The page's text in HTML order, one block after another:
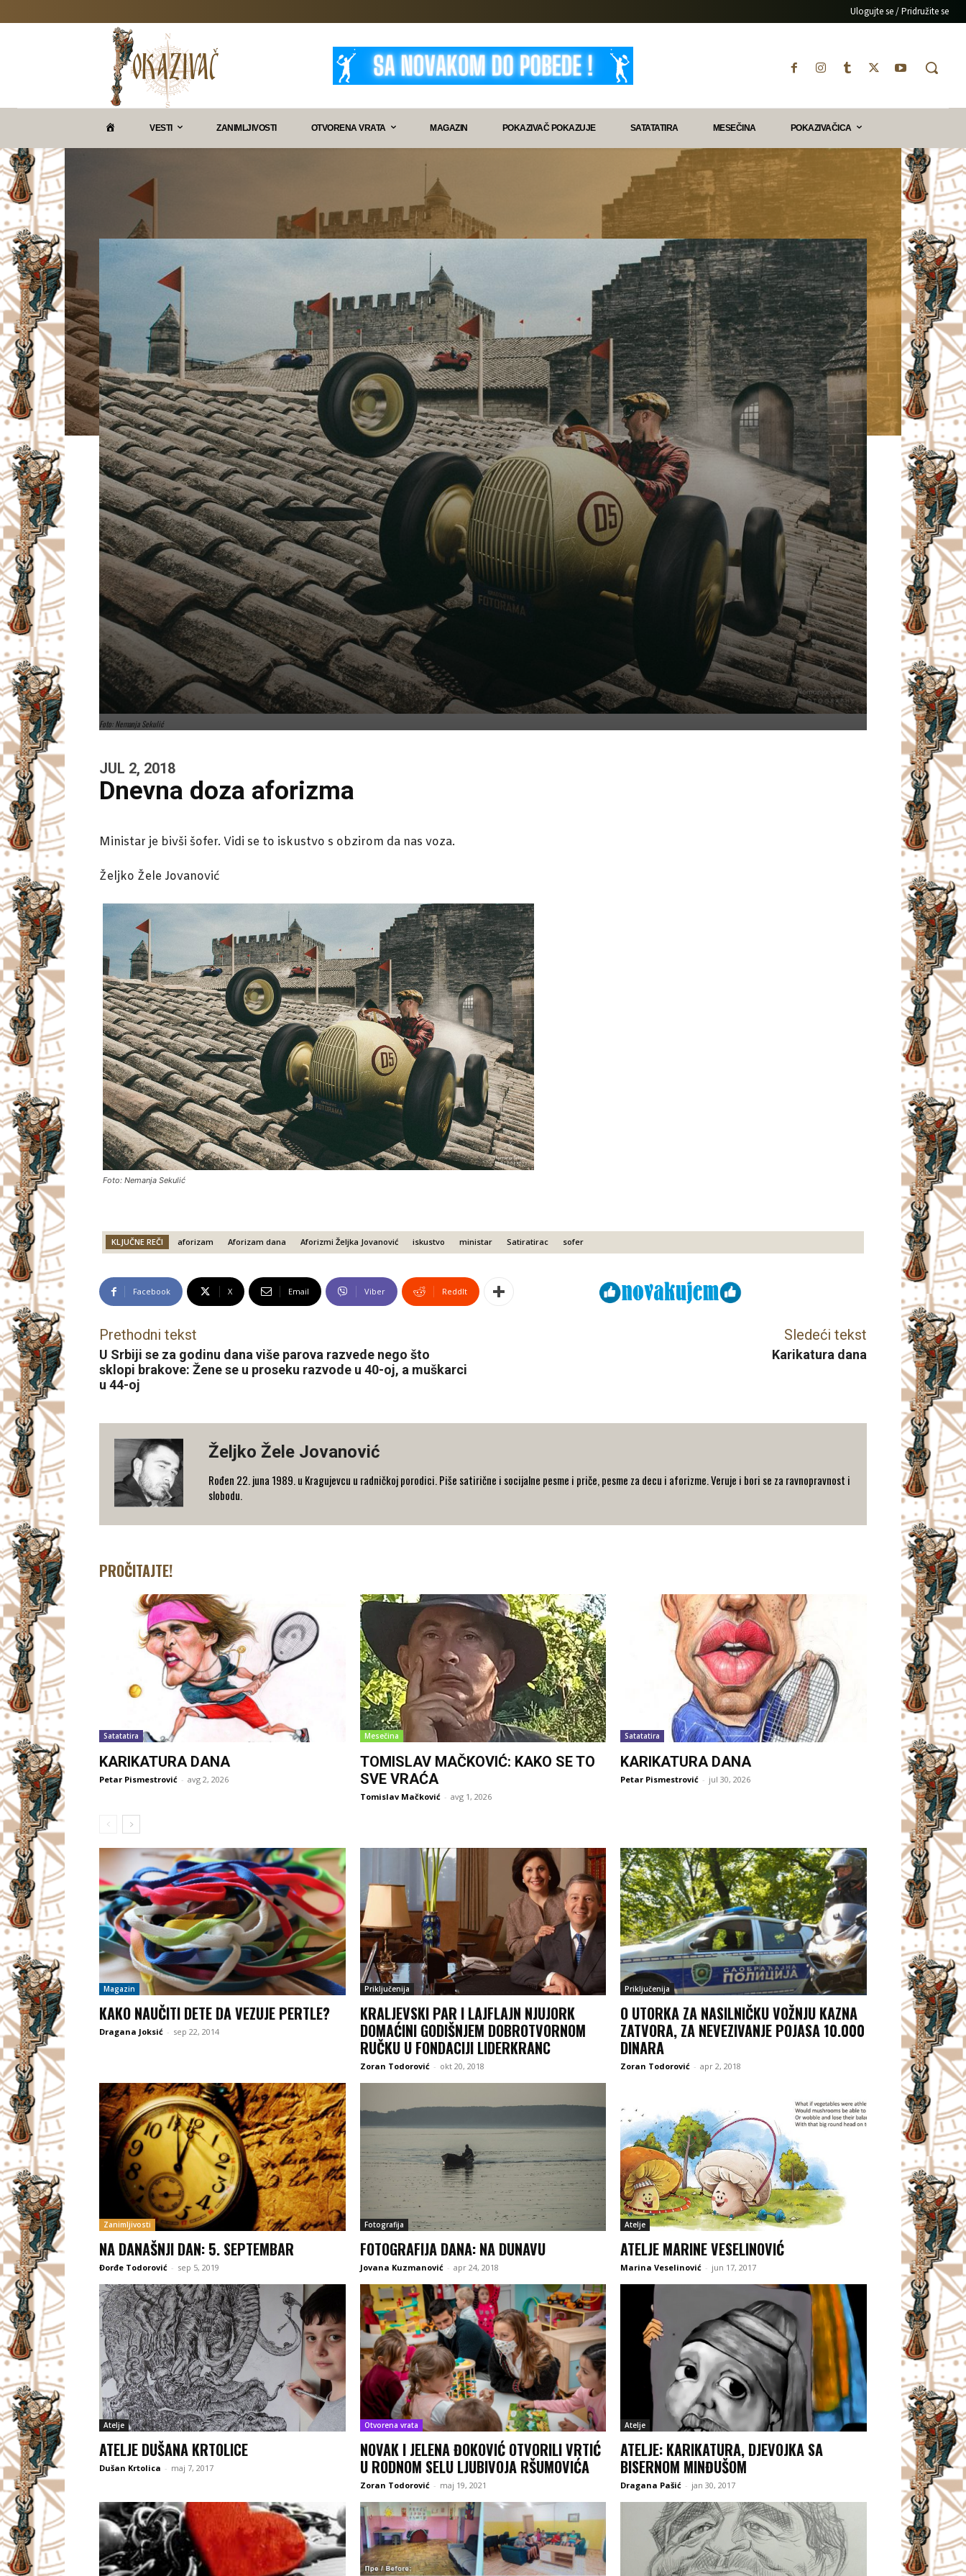
Ulogujte se / Pridružite se
A
A
Č
VESTI ZANIMLJIVOSTI OTVORENA VRATA MAGAZIN POKAZIVAČ POKAZUJE SATATATIRA MESEČINA POKAZIVAČICA
Foto: Nemanja Sekulić
JUL 2, 2018
Dnevna doza aforizma
Ministar je bivši šofer. Vidi se to iskustvo s obzirom da nas voza.
Željko Žele Jovanović
Foto: Nemanja Sekulić
KLJUČNE REČI aforizam Aforizam dana Aforizmi Željka Jovanović iskustvo ministar Satiratirac sofer
Facebook X Email Viber ReddIt
Prethodni tekst
U Srbiji se za godinu dana više parova razvede nego što
sklopi brakove: Žene se u proseku razvode u 40-oj, a muškarci
u 44-oj
Sledeći tekst
Karikatura dana
Željko Žele Jovanović
Rođen 22. juna 1989. u Kragujevcu u radničkoj porodici. Piše satirične i socijalne pesme i priče, pesme za decu i aforizme. Veruje i bori se za ravnopravnost i
slobodu.
PROČITAJTE!
Satatatira
KARIKATURA DANA
Petar Pismestrović - avg 2, 2026
Mesečina
TOMISLAV MAČKOVIĆ: KAKO SE TO
SVE VRAĆA
Tomislav Mačković - avg 1, 2026
Satatatira
KARIKATURA DANA
Petar Pismestrović - jul 30, 2026
Magazin
KAKO NAUČITI DETE DA VEZUJE PERTLE?
Dragana Joksić - sep 22, 2014
Priključenija
KRALJEVSKI PAR I LAJFLAJN NJUJORK
DOMAĆINI GODIŠNJEM DOBROTVORNOM
RUČKU U FONDACIJI LIDERKRANC
Zoran Todorović - okt 20, 2018
Priključenija
O UTORKA ZA NASILNIČKU VOŽNJU KAZNA
ZATVORA, ZA NEVEZIVANJE POJASA 10.000
DINARA
Zoran Todorović - apr 2, 2018
Zanimljivosti
NA DANAŠNJI DAN: 5. SEPTEMBAR
Đorđe Todorović - sep 5, 2019
Fotografija
FOTOGRAFIJA DANA: NA DUNAVU
Jovana Kuzmanović - apr 24, 2018
Atelje
ATELJE MARINE VESELINOVIĆ
Marina Veselinović - jun 17, 2017
Atelje
ATELJE DUŠANA KRTOLICE
Dušan Krtolica - maj 7, 2017
Otvorena vrata
NOVAK I JELENA ĐOKOVIĆ OTVORILI VRTIĆ
U RODNOM SELU LJUBIVOJA RŠUMOVIĆA
Zoran Todorović - maj 19, 2021
Atelje
ATELJE: KARIKATURA, DJEVOJKA SA
BISERNOM MINĐUŠOM
Dragana Pašić - jan 30, 2017